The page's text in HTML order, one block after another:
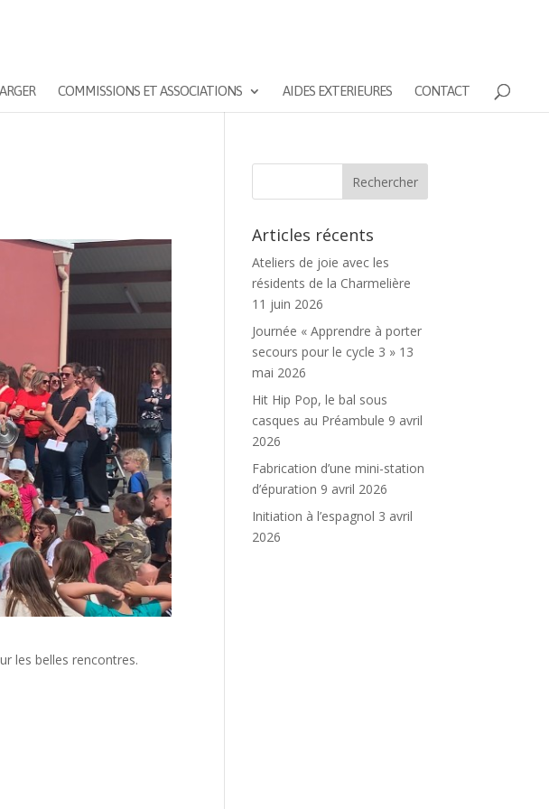
COMMISSIONS ET ASSOCIATIONS AIDES EXTERIEURES CONTACT
les belles rencontres.
Articles récents
Ateliers de joie avec les
résidents de la Charmelière
11 juin 2026
Journée « Apprendre à porter
secours pour le cycle 3 » 13
mai 2026
Hit Hip Pop, le bal sous
casques au Préambule 9 avril
2026
Fabrication d’une mini-station
d’épuration 9 avril 2026
Initiation à l’espagnol 3 avril
2026